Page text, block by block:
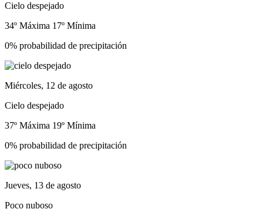
Cielo despejado
34º Máxima 17º Mínima
0% probabilidad de precipitación
Miércoles, 12 de agosto
Cielo despejado
37º Máxima 19º Mínima
0% probabilidad de precipitación
Jueves, 13 de agosto
Poco nuboso